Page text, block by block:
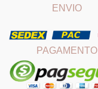
ENVIO
PAGAMENTO